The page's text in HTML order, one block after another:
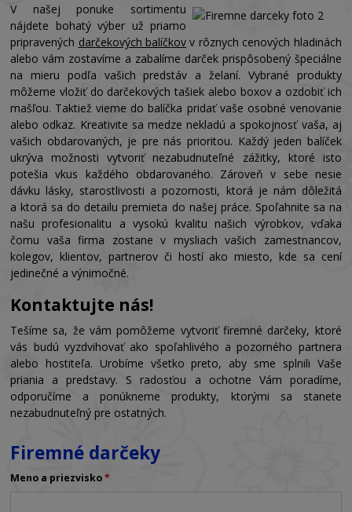
V našej ponuke sortimentu
nájdete bohatý výber už priamo
pripravených darčekových balíčkov v rôznych cenových hladinách
alebo vám zostavíme a zabalíme darček prispôsobený špeciálne
na mieru podľa vašich predstáv a želaní. Vybrané produkty
môžeme vložiť do darčekových tašiek alebo boxov a ozdobiť ich
mašľou. Taktiež vieme do balíčka pridať vaše osobné venovanie
alebo odkaz. Kreativite sa medze nekladú a spokojnosť vaša, aj
vašich obdarovaných, je pre nás prioritou. Každý jeden balíček
ukrýva možnosti vytvoriť nezabudnuteľné zážitky, ktoré isto
potešia vkus každého obdarovaného. Zároveň v sebe nesie
dávku lásky, starostlivosti a pozornosti, ktorá je nám dôležitá
a ktorá sa do detailu premieta do našej práce. Spoľahnite sa na
našu profesionalitu a vysokú kvalitu našich výrobkov, vďaka
čomu vaša firma zostane v mysliach vašich zamestnancov,
kolegov, klientov, partnerov či hostí ako miesto, kde sa cení
jedinečné a výnimočné.
Kontaktujte nás!
Tešíme sa, že vám pomôžeme vytvoriť firemné darčeky, ktoré
vás budú vyzdvihovať ako spoľahlivého a pozorného partnera
alebo hostiteľa. Urobíme všetko preto, aby sme splnili Vaše
priania a predstavy. S radosťou a ochotne Vám poradíme,
odporučíme a ponúkneme produkty, ktorými sa stanete
nezabudnuteľný pre ostatných.
Firemné darčeky
Meno a priezvisko*